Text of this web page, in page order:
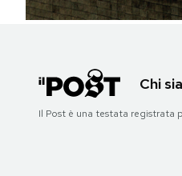
SHOP
AREA PERSONALE
Chi
Il Post è una testata registrata